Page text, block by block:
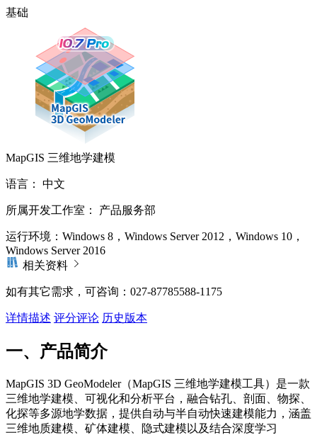
基础
MapGIS 三维地学建模
语言： 中文
所属开发工作室： 产品服务部
运行环境： Windows 8，Windows Server 2012，Windows 10，
Windows Server 2016
相关资料
如有其它需求，可咨询：027-87785588-1175
详情描述 评分评论 历史版本
一、产品简介
MapGIS 3D GeoModeler（MapGIS 三维地学建模工具）是一款
三维地学建模、可视化和分析平台，融合钻孔、剖面、物探、
化探等多源地学数据，提供自动与半自动快速建模能力，涵盖
三维地质建模、矿体建模、隐式建模以及结合深度学习